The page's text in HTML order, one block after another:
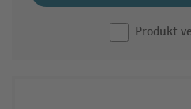
Produkt